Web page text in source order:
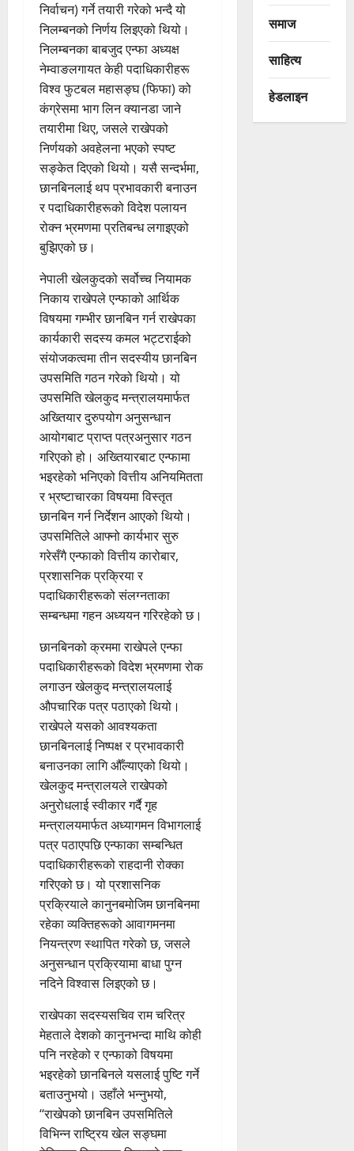
निर्वाचन) गर्ने तयारी गरेको भन्दै यो
निलम्बनको निर्णय लिइएको थियो।
निलम्बनका बाबजुद एन्फा अध्यक्ष
नेम्वाङलगायत केही पदाधिकारीहरू
विश्व फुटबल महासङ्घ (फिफा) को
कंग्रेसमा भाग लिन क्यानडा जाने
तयारीमा थिए, जसले राखेपको
निर्णयको अवहेलना भएको स्पष्ट
सङ्केत दिएको थियो। यसै सन्दर्भमा,
छानबिनलाई थप प्रभावकारी बनाउन
र पदाधिकारीहरूको विदेश पलायन
रोक्न भ्रमणमा प्रतिबन्ध लगाइएको
बुझिएको छ।
नेपाली खेलकुदको सर्वोच्च नियामक
निकाय राखेपले एन्फाको आर्थिक
विषयमा गम्भीर छानबिन गर्न राखेपका
कार्यकारी सदस्य कमल भट्टराईको
संयोजकत्वमा तीन सदस्यीय छानबिन
उपसमिति गठन गरेको थियो। यो
उपसमिति खेलकुद मन्त्रालयमार्फत
अख्तियार दुरुपयोग अनुसन्धान
आयोगबाट प्राप्त पत्रअनुसार गठन
गरिएको हो। अख्तियारबाट एन्फामा
भइरहेको भनिएको वित्तीय अनियमितता
र भ्रष्टाचारका विषयमा विस्तृत
छानबिन गर्न निर्देशन आएको थियो।
उपसमितिले आफ्नो कार्यभार सुरु
गरेसँगै एन्फाको वित्तीय कारोबार,
प्रशासनिक प्रक्रिया र
पदाधिकारीहरूको संलग्नताका
सम्बन्धमा गहन अध्ययन गरिरहेको छ।
छानबिनको क्रममा राखेपले एन्फा
पदाधिकारीहरूको विदेश भ्रमणमा रोक
लगाउन खेलकुद मन्त्रालयलाई
औपचारिक पत्र पठाएको थियो।
राखेपले यसको आवश्यकता
छानबिनलाई निष्पक्ष र प्रभावकारी
बनाउनका लागि औँल्याएको थियो।
खेलकुद मन्त्रालयले राखेपको
अनुरोधलाई स्वीकार गर्दै गृह
मन्त्रालयमार्फत अध्यागमन विभागलाई
पत्र पठाएपछि एन्फाका सम्बन्धित
पदाधिकारीहरूको राहदानी रोक्का
गरिएको छ। यो प्रशासनिक
प्रक्रियाले कानुनबमोजिम छानबिनमा
रहेका व्यक्तिहरूको आवागमनमा
नियन्त्रण स्थापित गरेको छ, जसले
अनुसन्धान प्रक्रियामा बाधा पुग्न
नदिने विश्वास लिइएको छ।
राखेपका सदस्यसचिव राम चरित्र
मेहताले देशको कानुनभन्दा माथि कोही
पनि नरहेको र एन्फाको विषयमा
भइरहेको छानबिनले यसलाई पुष्टि गर्ने
बताउनुभयो। उहाँले भन्नुभयो,
‘‘राखेपको छानबिन उपसमितिले
विभिन्न राष्ट्रिय खेल सङ्घमा
समाज
साहित्य
हेडलाइन